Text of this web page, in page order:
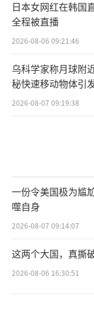
日本女网红在韩国
全程被直播
2026-08-06 09:21:46
乌科学家称月球附
秘快速移动物体引
2026-08-07 09:19:38
一份令美国极为尴
噬自身
2026-08-07 09:14:07
这两个大国，真撕
2026-08-06 16:30:51